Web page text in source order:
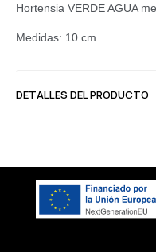
Hortensia VERDE AGUA
Medidas: 10 cm
DETALLES DEL PRODUCTO